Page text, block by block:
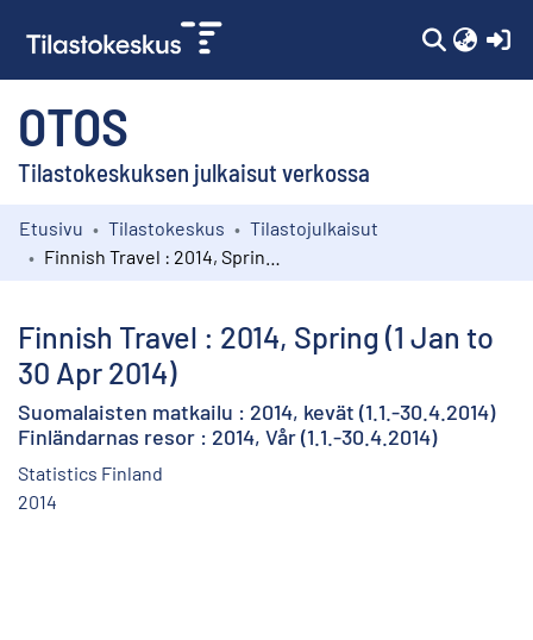
OTOS
Tilastokeskuksen julkaisut verkossa
Kokoelmat
Etusivu Tilastokeskus
Tilastojulkaisut
Finnish Travel : 2014, Spring (1 Jan to
30 Apr 2014)
Suomalaisten matkailu : 2014, kevät (1.1.-30.4.2014)
Finländarnas resor : 2014, Vår (1.1.-30.4.2014)
Statistics Finland
2014